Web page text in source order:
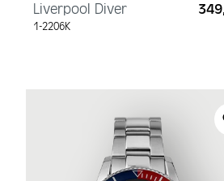
Liverpool Diver
1-2206K